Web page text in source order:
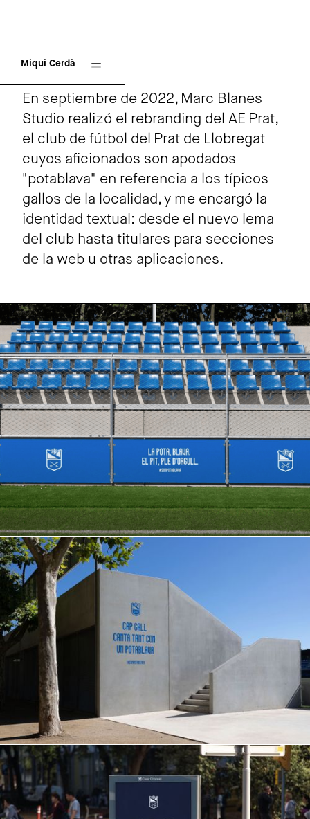
Miqui Cerdà
En septiembre de 2022, Marc Blanes
Studio realizó el rebranding del AE Prat,
el club de fútbol del Prat de Llobregat
cuyos aficionados son apodados
"potablava" en referencia a los típicos
gallos de la localidad, y me encargó la
identidad textual: desde el nuevo lema
del club hasta titulares para secciones
de la web u otras aplicaciones.